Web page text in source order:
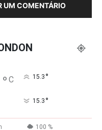
UM COMENTÁRIO
° C 15.3 °
15.3 °
100 %